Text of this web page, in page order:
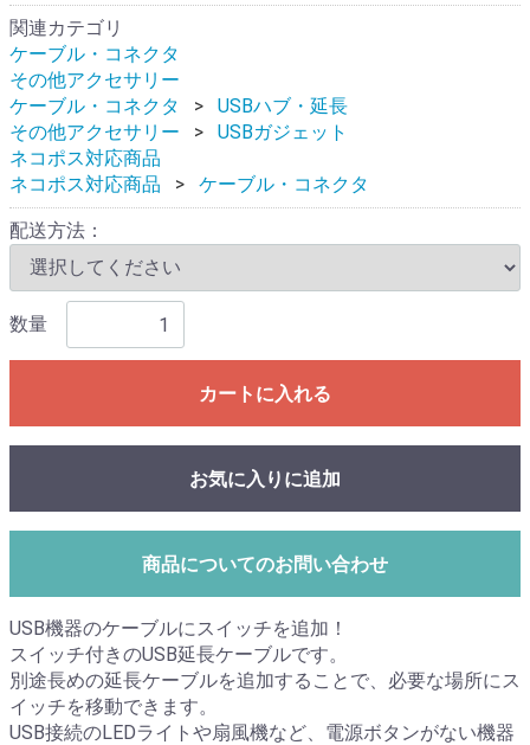
関連カテゴリ
ケーブル・コネクタ
その他アクセサリー
ケーブル・コネクタ
USBハブ・延長
その他アクセサリー
USBガジェット
ネコポス対応商品
ネコポス対応商品
ケーブル・コネクタ
配送方法：
数量
カートに入れる
お気に入りに追加
商品についてのお問い合わせ
USB機器のケーブルにスイッチを追加！
スイッチ付きのUSB延長ケーブルです。
別途長めの延長ケーブルを追加することで、必要な場所にス
イッチを移動できます。
USB接続のLEDライトや扇風機など、電源ボタンがない機器